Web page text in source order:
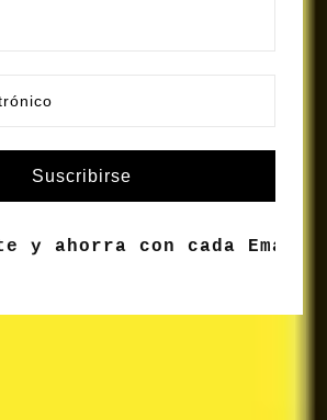
Suscribirse
y ahorra con cada Email